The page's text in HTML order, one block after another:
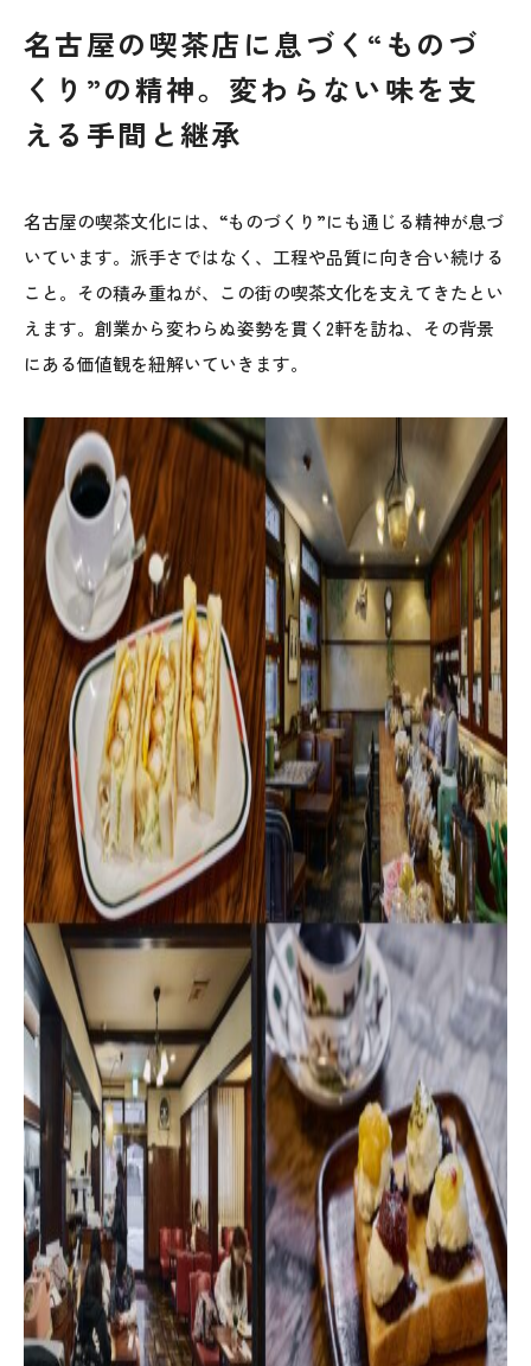
名古屋の喫茶店に息づく“ものづ
くり”の精神。変わらない味を支
える手間と継承
名古屋の喫茶文化には、“ものづくり”にも通じる精神が息づ
いています。派手さではなく、工程や品質に向き合い続ける
こと。その積み重ねが、この街の喫茶文化を支えてきたとい
えます。創業から変わらぬ姿勢を貫く2軒を訪ね、その背景
にある価値観を紐解いていきます。